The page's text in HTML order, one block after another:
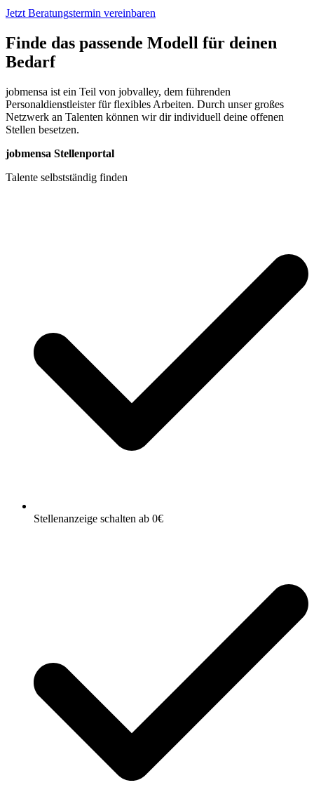
Jetzt Beratungstermin vereinbaren
Finde das passende Modell für deinen
Bedarf
jobmensa ist ein Teil von jobvalley, dem führenden
Personaldienstleister für flexibles Arbeiten. Durch unser großes
Netzwerk an Talenten können wir dir individuell deine offenen
Stellen besetzen.
jobmensa Stellenportal
Talente selbstständig finden
Stellenanzeige schalten ab 0€